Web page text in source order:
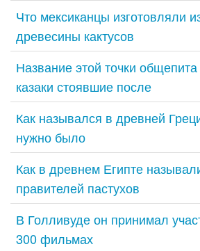
Что мексиканцы изготовляли
древесины кактусов
Название этой точки
казаки стоявшие после
Как назывался в древней
нужно было
Как в древнем Египте
правителей пастухов
В Голливуде он принимал
300 фильмах